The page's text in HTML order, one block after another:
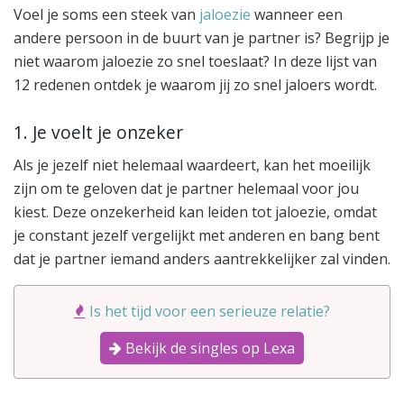
Voel je soms een steek van jaloezie wanneer een
andere persoon in de buurt van je partner is? Begrijp je
niet waarom jaloezie zo snel toeslaat? In deze lijst van
12 redenen ontdek je waarom jij zo snel jaloers wordt.
1. Je voelt je onzeker
Als je jezelf niet helemaal waardeert, kan het moeilijk
zijn om te geloven dat je partner helemaal voor jou
kiest. Deze onzekerheid kan leiden tot jaloezie, omdat
je constant jezelf vergelijkt met anderen en bang bent
dat je partner iemand anders aantrekkelijker zal vinden.
Is het tijd voor een serieuze relatie?
Bekijk de singles op Lexa